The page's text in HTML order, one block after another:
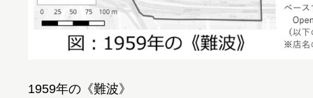
1959年の《難波》